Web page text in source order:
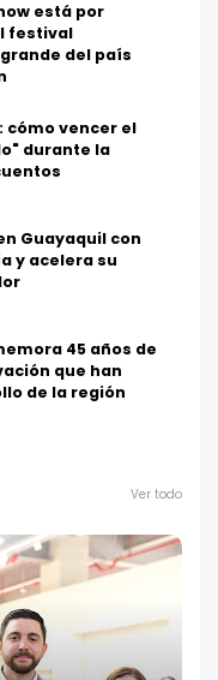
está por
festival
del país
cómo vencer el
durante la
Guayaquil con
y acelera su
45 años de
que han
de la región
Ver todo